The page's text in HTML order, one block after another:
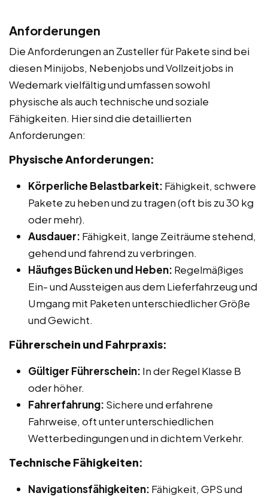
Anforderungen
Die Anforderungen an Zusteller für Pakete sind bei
diesen Minijobs, Nebenjobs und Vollzeitjobs in
Wedemark vielfältig und umfassen sowohl
physische als auch technische und soziale
Fähigkeiten. Hier sind die detaillierten
Anforderungen:
Physische Anforderungen:
Körperliche Belastbarkeit: Fähigkeit, schwere
Pakete zu heben und zu tragen (oft bis zu 30 kg
oder mehr).
Ausdauer: Fähigkeit, lange Zeiträume stehend,
gehend und fahrend zu verbringen.
Häufiges Bücken und Heben: Regelmäßiges
Ein- und Aussteigen aus dem Lieferfahrzeug und
Umgang mit Paketen unterschiedlicher Größe
und Gewicht.
Führerschein und Fahrpraxis:
Gültiger Führerschein: In der Regel Klasse B
oder höher.
Fahrerfahrung: Sichere und erfahrene
Fahrweise, oft unter unterschiedlichen
Wetterbedingungen und in dichtem Verkehr.
Technische Fähigkeiten:
Navigationsfähigkeiten: Fähigkeit, GPS und